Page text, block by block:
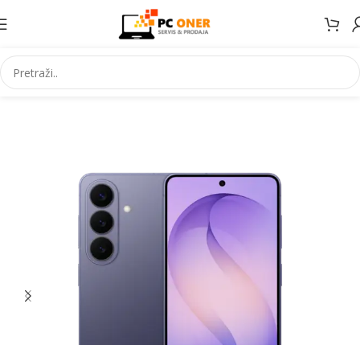
Početna Elektronika Mobiteli Mobilni telefoni